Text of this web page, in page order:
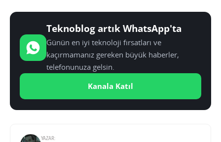
Teknoblog artık WhatsApp'ta
Günün en iyi teknoloji fırsatları ve
kaçırmamanız gereken büyük haberler,
telefonunuza gelsin.
Kanala Katıl
YAZAR: